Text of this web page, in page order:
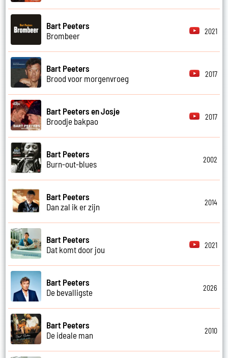
Bart Peeters
Brombeer
2021
Bart Peeters
Brood voor morgenvroeg
2017
Bart Peeters en Josje
Broodje bakpao
2017
Bart Peeters
Burn-out-blues
2002
Bart Peeters
Dan zal ik er zijn
2014
Bart Peeters
Dat komt door jou
2021
Bart Peeters
De bevalligste
2026
Bart Peeters
De ideale man
2010